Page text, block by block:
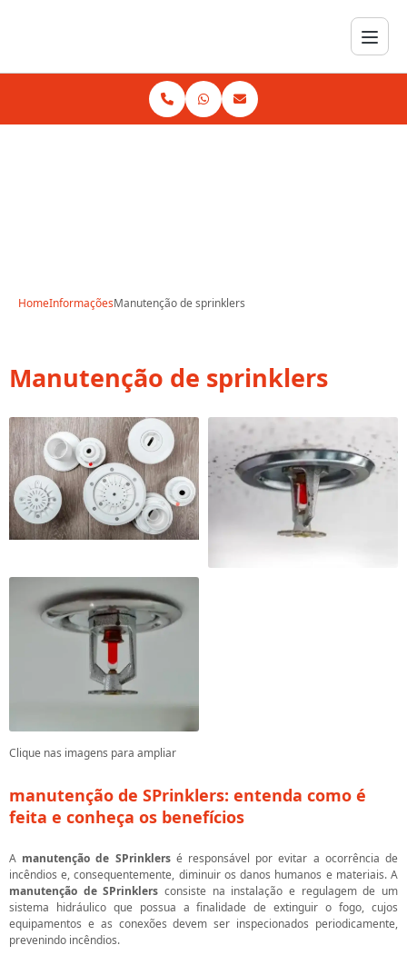
HomeInformaçõesManutenção de sprinklers
Manutenção de sprinklers
Clique nas imagens para ampliar
manutenção de SPrinklers: entenda como é
feita e conheça os benefícios
A manutenção de SPrinklersé responsável por evitar a ocorrência de
incêndios e, consequentemente, diminuir os danos humanos e materiais. A
manutenção de SPrinklers consiste na instalação e regulagem de um
sistema hidráulico que possua a finalidade de extinguir o fogo, cujos
equipamentos e as conexões devem ser inspecionados periodicamente,
prevenindo incêndios.